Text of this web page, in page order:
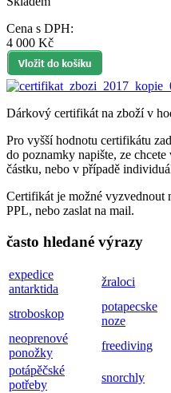
Cena s DPH:
4 000 Kč
Dárkový certifikát na zboží v
Pro vyšší hodnotu certifikátu
do poznamky napište, ze
částku, nebo v případě
Certifikát je možné vyzvednout
PPL, nebo zaslat na mail.
často hledané výrazy
expedice
antarktida
žraloci
stroboskop
potapecske
noze
neoprenové
ponožky
freediving
potápěčské
potřeby
snorchly